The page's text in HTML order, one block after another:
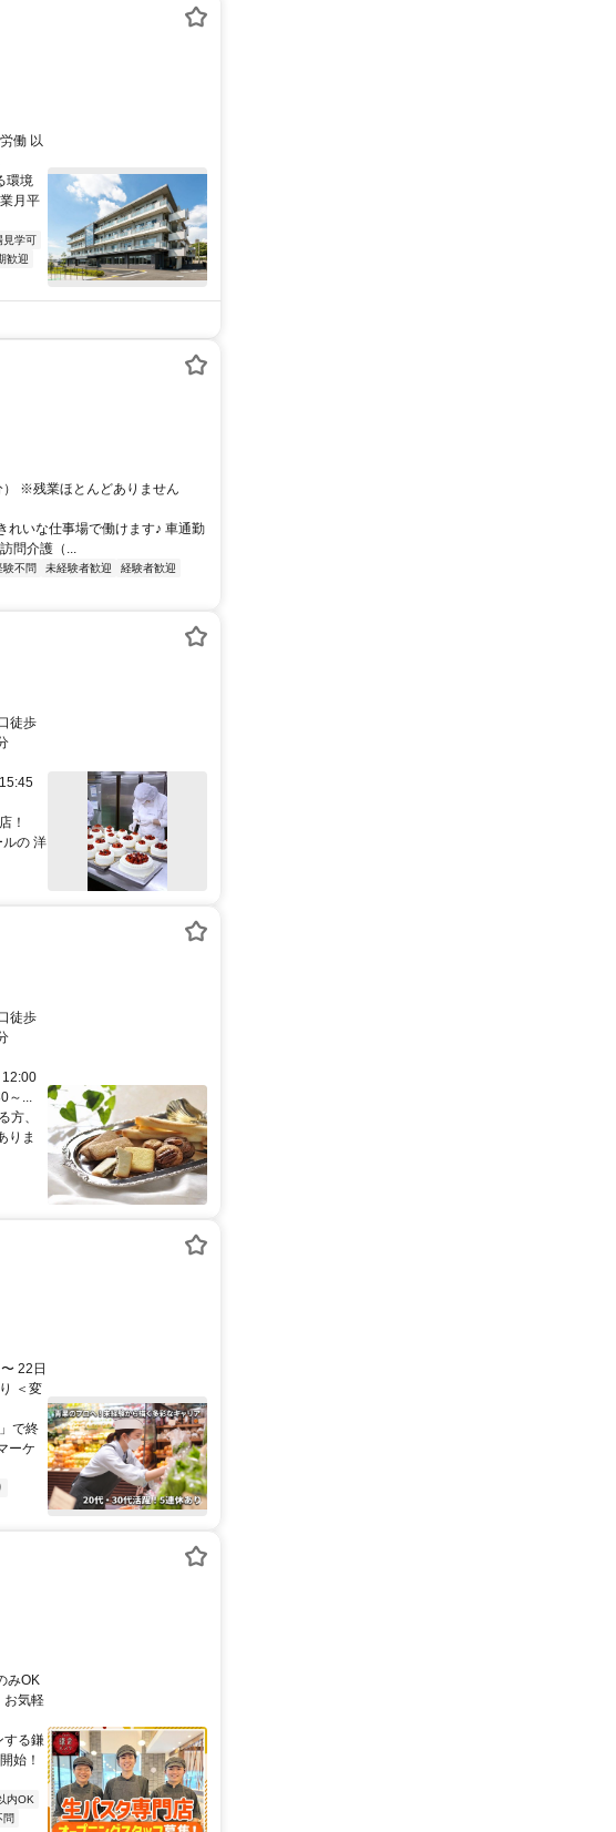
働 以
環境
月平
見学可
歓迎
※残業ほとんどありません
れいな仕事場で働けます♪ 車通勤
問介護（...
験不問 未経験者歓迎
経験者歓迎
徒歩
！
の 洋
徒歩
12:00
～...
方、
りま
22日
＜変
で終
ーケ
みOK
お気軽
する鎌
始！
内OK
問